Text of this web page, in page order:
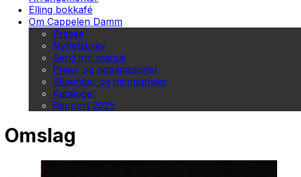
Elling bokkafé
Om Cappelen Damm
Presse
Nyhetsbrev
Send inn manus
Priser og nominasjoner
Stipender og minnepriser
Kataloger
Rapport 2025
Omslag